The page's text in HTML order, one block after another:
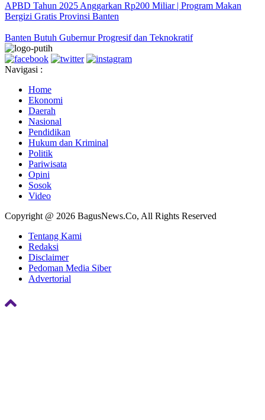
APBD Tahun 2025 Anggarkan Rp200 Miliar | Program Makan
Bergizi Gratis Provinsi Banten
Banten Butuh Gubernur Progresif dan Teknokratif
Navigasi :
Home
Ekonomi
Daerah
Nasional
Pendidikan
Hukum dan Kriminal
Politik
Pariwisata
Opini
Sosok
Video
Copyright @ 2026 BagusNews.Co, All Rights Reserved
Tentang Kami
Redaksi
Disclaimer
Pedoman Media Siber
Advertorial